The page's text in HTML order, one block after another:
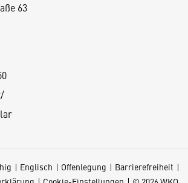
63
Englisch Offenlegung
Barrierefreiheit